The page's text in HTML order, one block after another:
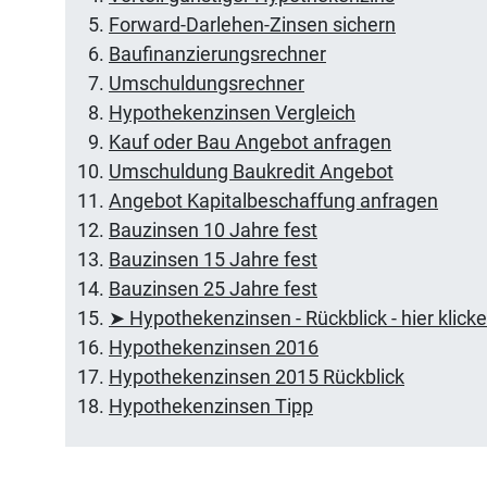
Forward-Darlehen-Zinsen sichern
Baufinanzierungsrechner
Umschuldungsrechner
Hypothekenzinsen Vergleich
Kauf oder Bau Angebot anfragen
Umschuldung Baukredit Angebot
Angebot Kapitalbeschaffung anfragen
Bauzinsen 10 Jahre fest
Bauzinsen 15 Jahre fest
Bauzinsen 25 Jahre fest
➤ Hypothekenzinsen - Rückblick - hier
Hypothekenzinsen 2016
Hypothekenzinsen 2015 Rückblick
Hypothekenzinsen Tipp